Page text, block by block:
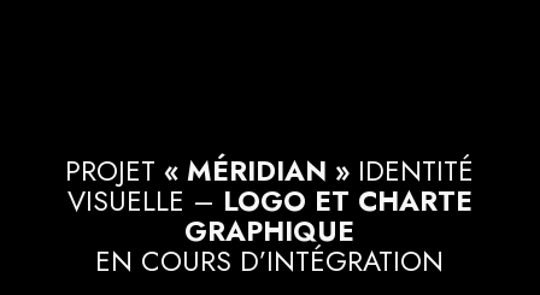
PROJET« MÉRIDIAN » IDENTITÉ
VISUELLE – LOGO ET CHARTE
GRAPHIQUE
EN COURS D’INTÉGRATION